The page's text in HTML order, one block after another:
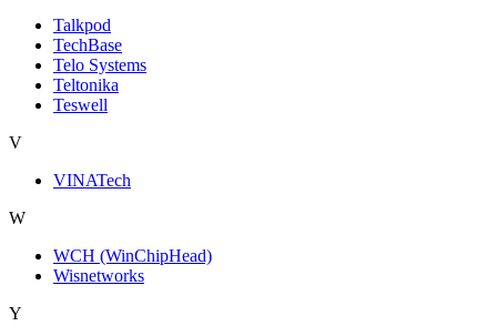
Talkpod
TechBase
Telo Systems
Teltonika
Teswell
V
VINATech
W
WCH (WinChipHead)
Wisnetworks
Y